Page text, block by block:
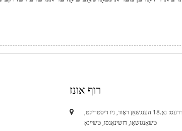
רוף אונז
אַדרעס: נאָ.18 הענגשאַן ראָוד, ניו דיסטריקט,
טשאַנגזשאָו, דזשינאַגסו, טשיינאַ
18/10/19
סערטיפיקאַץ